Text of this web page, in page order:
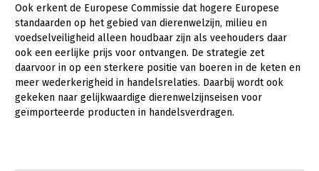
Ook erkent de Europese Commissie dat hogere Europese
standaarden op het gebied van dierenwelzijn, milieu en
voedselveiligheid alleen houdbaar zijn als veehouders daar
ook een eerlijke prijs voor ontvangen. De strategie zet
daarvoor in op een sterkere positie van boeren in de keten en
meer wederkerigheid in handelsrelaties. Daarbij wordt ook
gekeken naar gelijkwaardige dierenwelzijnseisen voor
geïmporteerde producten in handelsverdragen.